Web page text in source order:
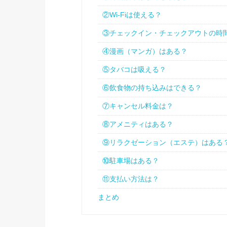
②Wi-Fiは使える？
③チェックイン・チェックアウトの時
④漫画（マンガ）はある？
⑤タバコは吸える？
⑥飲食物の持ち込みはできる？
⑦キャンセル料金は？
⑧アメニティはある？
⑨リラクゼーション（エステ）はある
⑩駐車場はある？
⑪支払い方法は？
まとめ